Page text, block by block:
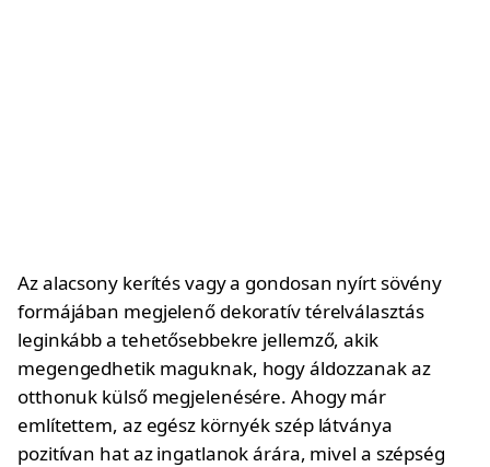
Az alacsony kerítés vagy a gondosan nyírt sövény
formájában megjelenő dekoratív térelválasztás
leginkább a tehetősebbekre jellemző, akik
megengedhetik maguknak, hogy áldozzanak az
otthonuk külső megjelenésére. Ahogy már
említettem, az egész környék szép látványa
pozitívan hat az ingatlanok árára, mivel a szépség